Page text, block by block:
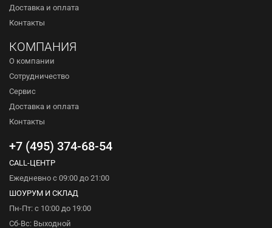
Доставка и оплата
Контакты
КОМПАНИЯ
О компании
Сотрудничество
Сервис
Доставка и оплата
Контакты
+7 (495) 374-68-54
CALL-ЦЕНТР
Ежедневно с 09:00 до 21:00
ШОУРУМ И СКЛАД
Пн-Пт: с 10:00 до 19:00
Сб-Вс: Выходной